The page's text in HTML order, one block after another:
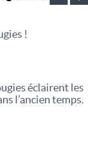
!
éclairent les
l’ancien temps.